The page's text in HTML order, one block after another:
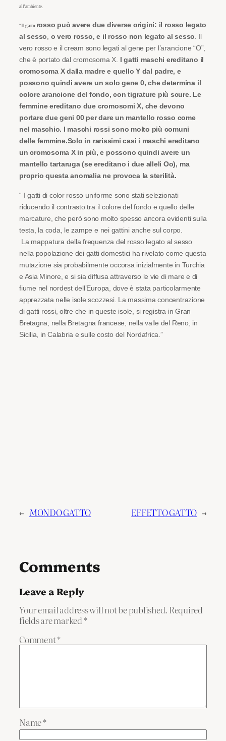
all’ambiente.
“Il gatto rosso può avere due diverse origini: il rosso legato
al sesso o vero rosso, e il rosso non legato al sesso
Il
vero rosso e il cream sono legati al gene per l’arancione “O”,
che è portato dal cromosoma X. I gatti maschi ereditano il
cromosoma X dalla madre e quello Y dal padre, e
possono quindi avere un solo gene 0, che determina il
colore arancione del fondo, con tigrature più scure. Le
femmine ereditano due cromosomi X, che devono
portare due geni 00 per dare un mantello rosso come
nel maschio. I maschi rossi sono molto più comuni
delle femmine.Solo in rarissimi casi i maschi ereditano
un cromosoma X in più, e possono quindi avere un
mantello tartaruga (se ereditano i due alleli Oo), ma
proprio questa anomalia ne provoca la sterilità.
“ I gatti di color rosso uniforme sono stati selezionati
riducendo il contrasto tra il colore del fondo e quello delle
marcature, che però sono molto spesso ancora evidenti sulla
testa, la coda, le zampe e nei gattini anche sul corpo.
La mappatura della frequenza del rosso legato al sesso
nella popolazione dei gatti domestici ha rivelato come questa
mutazione sia probabilmente occorsa inizialmente in Turchia
e Asia Minore, e si sia diffusa attraverso le vie di mare e di
fiume nel nordest dell’Europa, dove è stata particolarmente
apprezzata nelle isole scozzesi. La massima concentrazione
di gatti rossi, oltre che in queste isole, si registra in Gran
Bretagna, nella Bretagna francese, nella valle del Reno, in
Sicilia, in Calabria e sulle costo del Nordafrica.”
← MONDO GATTO EFFETTO GATTO →
Comments
Leave a Reply
Your email address will not be published. Required
fields are marked*
Comment*
Name*